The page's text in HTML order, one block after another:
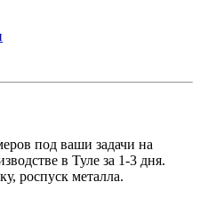
под ваши задачи на
в Туле за 1-3 дня.
роспуск металла.